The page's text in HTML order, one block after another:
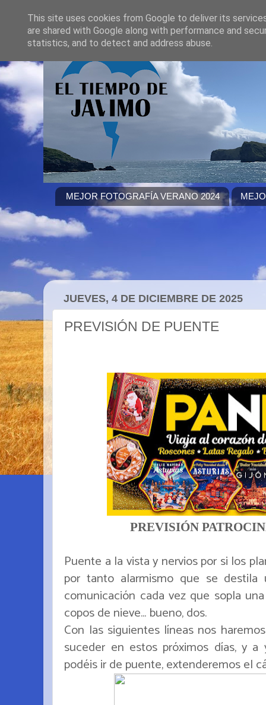
MEJOR FOTOGRAFÍA VERANO 2024
JUEVES, 4 DE DICIEMBRE DE 2025
PREVISIÓN DE PUENTE
PREVISIÓN
Puente a la vista y nervios por si los
por tanto alarmismo que se
comunicación cada vez que sopla
copos de nieve... bueno, dos.
Con las siguientes líneas nos
suceder en estos próximos días, y
podéis ir de puente, extenderemos el
This site uses cookies from Google to deliver its
are shared with Google along with performance and
statistics, and to detect and address abuse.